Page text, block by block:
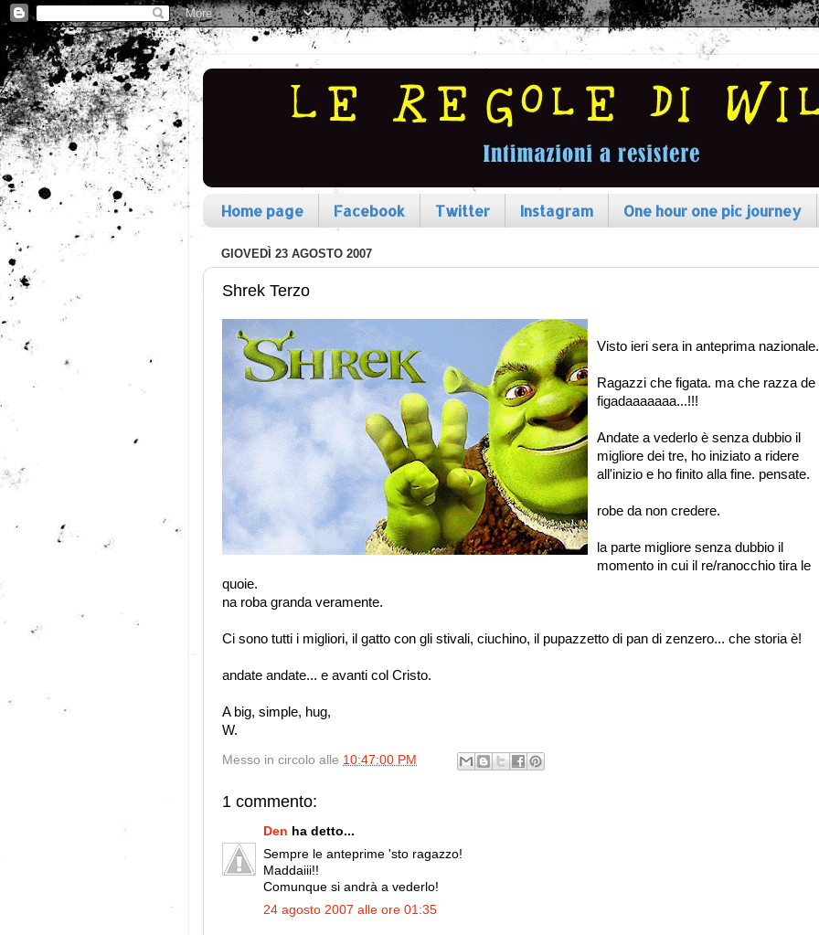
Home page Facebook Twitter Instagram One hour one pic journey
GIOVEDÌ 23 AGOSTO 2007
Shrek Terzo
Visto ieri sera in anteprima nazionale.
Ragazzi che figata. ma che razza de
figadaaaaaaa...!!!
Andate a vederlo è senza dubbio il
migliore dei tre, ho iniziato a ridere
all'inizio e ho finito alla fine. pensate.
robe da non credere.
la parte migliore senza dubbio il
momento in cui il re/ranocchio tira le
quoie.
na roba granda veramente.
Ci sono tutti i migliori, il gatto con gli stivali, ciuchino, il pupazzetto di pan di zenzero... che storia è!
andate andate... e avanti col Cristo.
A big, simple, hug,
W.
Messo in circolo alle 10:47:00 PM
1 commento:
Den ha detto...
Sempre le anteprime 'sto ragazzo!
Maddaiii!!
Comunque si andrà a vederlo!
24 agosto 2007 alle ore 01:35